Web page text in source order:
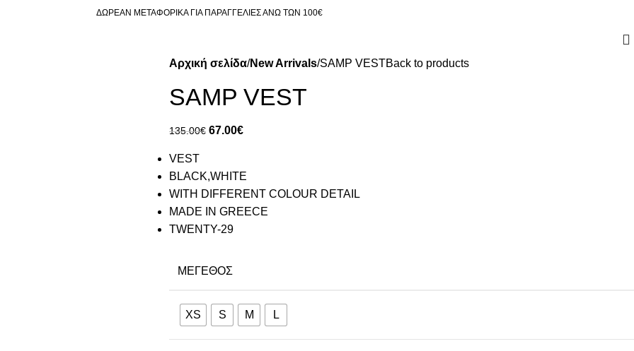
ΔΩΡΕΑΝ ΜΕΤΑΦΟΡΙΚΑ ΓΙΑ ΠΑΡΑΓΓΕΛΙΕΣ ΑΝΩ ΤΩΝ 100€
Αρχική σελίδα New Arrivals SAMP VESTBack to products
SAMP VEST
135.00€ 67.00€
VEST
BLACK,WHITE
WITH DIFFERENT COLOUR DETAIL
MADE IN GREECE
TWENTY-29
ΜΈΓΕΘΟΣ
XS S M L